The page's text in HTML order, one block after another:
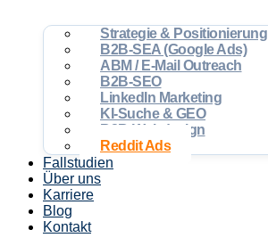
Strategie & Positionierung
B2B-SEA (Google Ads)
ABM / E-Mail Outreach
B2B-SEO
LinkedIn Marketing
KI-Suche & GEO
B2B-Webdesign
Reddit Ads
Fallstudien
Über uns
Karriere
Blog
Kontakt